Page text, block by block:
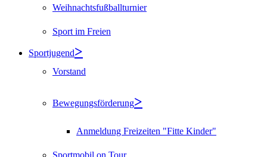
Weihnachtsfußballturnier
Sport im Freien
Sportjugend
Vorstand
Bewegungsförderung
Anmeldung Freizeiten "Fitte Kinder"
Sportmobil on Tour